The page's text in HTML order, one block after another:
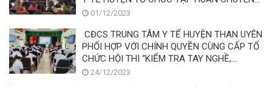
ĐỀ “GIAO TIẾP ỨNG XỬ VỚI NGƯỜI BỆNH”
01/12/2023
CĐCS TRUNG TÂM Y TẾ HUYỆN THAN UYÊN
PHỐI HỢP VỚI CHÍNH QUYỀN CÙNG CẤP TỔ
CHỨC HỘI THI “KIỂM TRA TAY NGHỀ,
CHUYÊN MÔN BÁC SỸ” NĂM 2023
24/12/2023